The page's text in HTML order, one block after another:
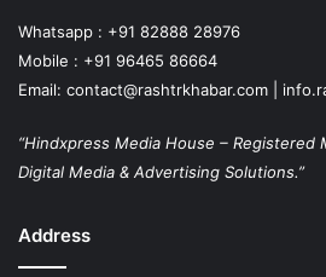
Whatsapp : +91 82888 28976
Mobile : +91 96465 86664
Email: contact@rashtrkhabar.com |
“Hindxpress Media House – Registered
Digital Media & Advertising Solutions.”
Address